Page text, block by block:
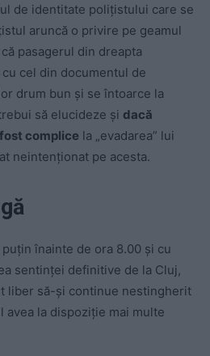
de identitate polițistului care se
aruncă o privire pe geamul
pasagerul din dreapta
cel din documentul de
drum bun și se întoarce la
să elucideze și dacă
complice la „evadarea” lui
neintenționat pe acesta.
înainte de ora 8.00 și cu
sentinței definitive de la Cluj,
liber să-și continue nestingherit
avea la dispoziție mai multe